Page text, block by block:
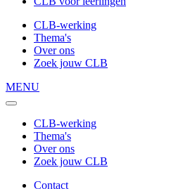
CLB-werking
Thema's
Over ons
Zoek jouw CLB
MENU
CLB-werking
Thema's
Over ons
Zoek jouw CLB
Contact